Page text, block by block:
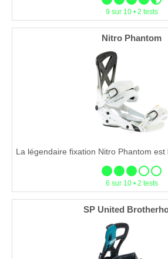
9 sur 10 • 2 tests
Nitro Phantom
La légendaire fixation Nitro Phantom est
6 sur 10 • 2 tests
SP United